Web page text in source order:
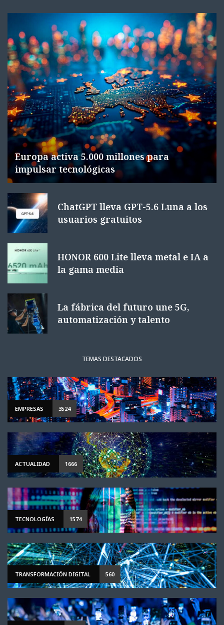
Europa activa 5.000 millones para
impulsar tecnológicas
ChatGPT lleva GPT-5.6 Luna a los
usuarios gratuitos
HONOR 600 Lite lleva metal e IA a
la gama media
La fábrica del futuro une 5G,
automatización y talento
TEMAS DESTACADOS
EMPRESAS 3524
ACTUALIDAD 1666
TECNOLOGÍAS 1574
TRANSFORMACIÓN DIGITAL 560